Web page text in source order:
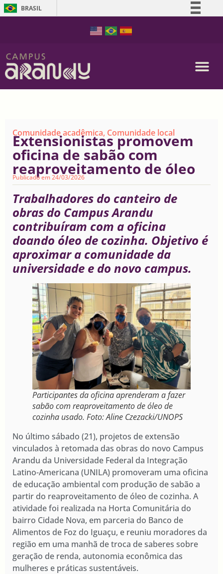
BRASIL
Comunidade acadêmica, Comunidade local
Extensionistas promovem
oficina de sabão com
reaproveitamento de óleo
Publicado em24/03/2026
Trabalhadores do canteiro de
obras do Campus Arandu
contribuíram com a oficina
doando óleo de cozinha. Objetivo é
aproximar a comunidade da
universidade e do novo campus.
Participantes da oficina aprenderam a fazer
sabão com reaproveitamento de óleo de
cozinha usado. Foto: Aline Czezacki/UNOPS
No último sábado (21), projetos de extensão
vinculados à retomada das obras do novo Campus
Arandu da Universidade Federal da Integração
Latino-Americana (UNILA) promoveram uma oficina
de educação ambiental com produção de sabão a
partir do reaproveitamento de óleo de cozinha. A
atividade foi realizada na Horta Comunitária do
bairro Cidade Nova, em parceria do Banco de
Alimentos de Foz do Iguaçu, e reuniu moradores da
região em uma manhã de troca de saberes sobre
geração de renda, autonomia econômica das
mulheres e práticas sustentáveis.